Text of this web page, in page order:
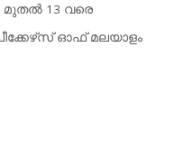
മുതല്‍ 13 വരെ
ഓഫ് മലയാളം